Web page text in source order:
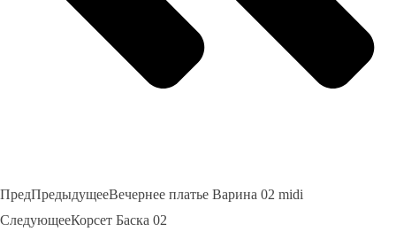
ПредПредыдущееВечернее платье Варина 02 midi
СледующееКорсет Баска 02